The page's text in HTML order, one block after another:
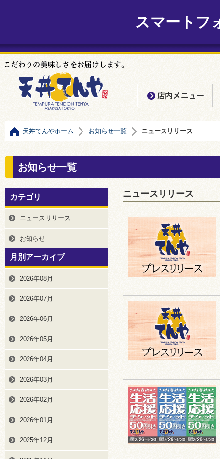
スマートフ
天丼てんやホーム お知らせ一覧 ニュースリリース
お知らせ一覧
ニュースリリース
カテゴリ
ニュースリリース
お知らせ
月別アーカイブ
2026年08月
2026年07月
2026年06月
2026年05月
2026年04月
2026年03月
2026年02月
2026年01月
2025年12月